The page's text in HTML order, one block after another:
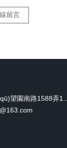
留言